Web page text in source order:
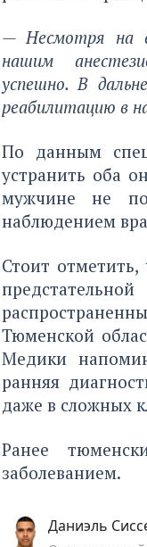
— Несмотря на
нашим
успешно. В
реабилитацию в
По данным
устранить оба
мужчине не
наблюдением
Стоит
Тюменской
Медики
ранняя
даже в сложных
Ранее
заболеванием.
Даниэль